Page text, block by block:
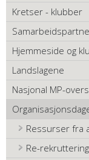
Kretser - klubber
Hjemmeside og
Landslagene
Nasjonal MP-
Ressurser fra
Re-